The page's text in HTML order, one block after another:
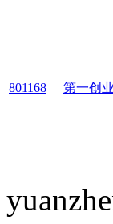
801168 第一创业